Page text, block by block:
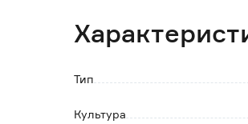
(опрыскивание из
Идеальная температура
Семена на рассаду
Тип
Культура